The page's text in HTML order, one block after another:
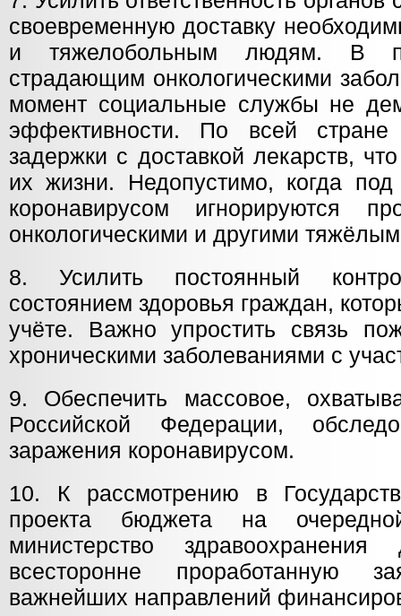
своевременную доставку
и тяжелобольным людям. В
страдающим онкологическими
момент социальные службы не
эффективности. По всей
задержки с доставкой лекарств,
их жизни. Недопустимо, когда
коронавирусом игнорируются
онкологическими и другими
8. Усилить постоянный
состоянием здоровья граждан,
учёте. Важно упростить связь
хроническими заболеваниями с
9. Обеспечить массовое,
Российской Федерации,
заражения коронавирусом.
10. К рассмотрению в
проекта бюджета на
министерство здравоохранения
всесторонне проработанную
важнейших направлений